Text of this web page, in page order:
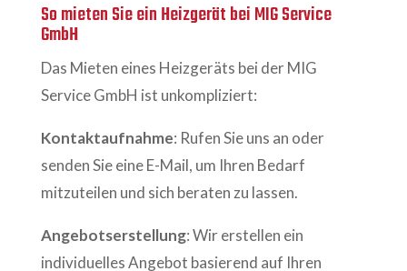
So mieten Sie ein Heizgerät bei MIG Service
GmbH
Das Mieten eines Heizgeräts bei der MIG
Service GmbH ist unkompliziert:
Kontaktaufnahme: Rufen Sie uns an oder
senden Sie eine E-Mail, um Ihren Bedarf
mitzuteilen und sich beraten zu lassen.
Angebotserstellung: Wir erstellen ein
individuelles Angebot basierend auf Ihren